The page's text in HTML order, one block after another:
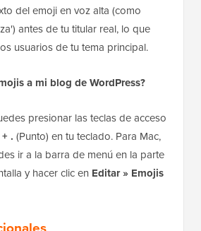
del emoji en voz alta (como
antes de tu titular real, lo que
usuarios de tu tema principal.
a mi blog de WordPress?
presionar las teclas de acceso
. (Punto) en tu teclado. Para Mac,
ir a la barra de menú en la parte
y hacer clic en Editar » Emojis